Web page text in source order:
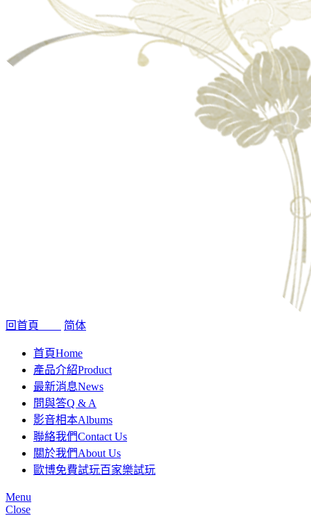
回首頁 简体
首頁Home
產品介紹Product
最新消息News
問與答Q & A
影音相本Albums
聯絡我們Contact Us
關於我們About Us
歐博免費試玩百家樂試玩
Menu
Close